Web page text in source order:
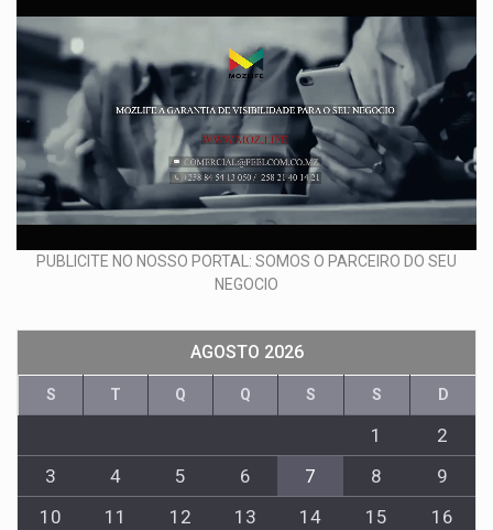
PUBLICITE NO NOSSO PORTAL: SOMOS O PARCEIRO DO SEU
NEGOCIO
AGOSTO 2026
S T Q Q S S D
1
2
3
4 5 6 7 8
9
10
11 12 13 14 15
16